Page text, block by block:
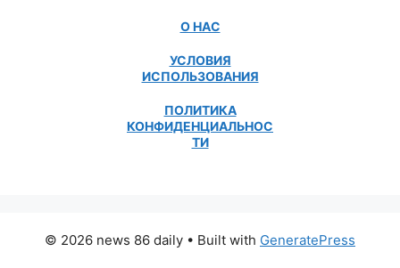
О НАС
УСЛОВИЯ
ИСПОЛЬЗОВАНИЯ
ПОЛИТИКА
КОНФИДЕНЦИАЛЬНОС
ТИ
© 2026 news 86 daily • Built with GeneratePress